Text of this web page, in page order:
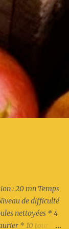
: 20 mn Temps
de difficulté
nettoyées * 4
* 10 tours du